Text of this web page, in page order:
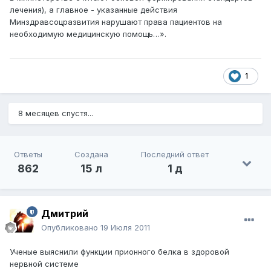
лечения), а главное - указанные действия
Минздравсоцразвития нарушают права пациентов на
необходимую медицинскую помощь…».
1
8 месяцев спустя...
Ответы
862
Создана
15 л
Последний ответ
1 д
Дмитрий
Опубликовано 19 Июля 2011
Ученые выяснили функции прионного белка в здоровой
нервной системе